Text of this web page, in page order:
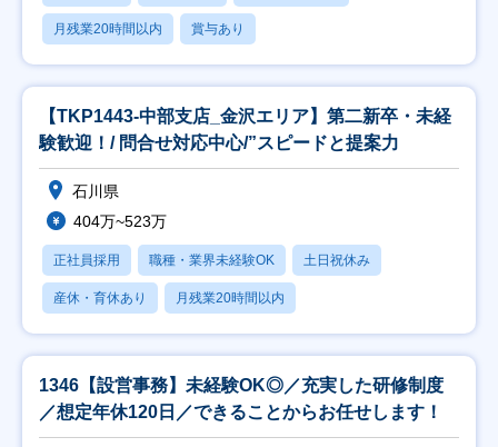
月残業20時間以内 賞与あり
【TKP1443-中部支店_金沢エリア】第二新卒・未経
験歓迎！/ 問合せ対応中心/”スピードと提案力
石川県
404万~523万
正社員採用 職種・業界未経験OK 土日祝休み
産休・育休あり 月残業20時間以内
1346【設営事務】未経験OK◎／充実した研修制度
／想定年休120日／できることからお任せします！